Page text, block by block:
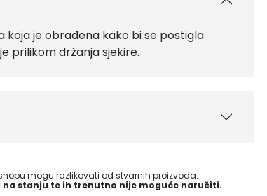
je obrađena kako bi se postigla
prilikom držanja sjekire.
mogu razlikovati od stvarnih proizvoda.
stanju te ih trenutno nije moguće naručiti.